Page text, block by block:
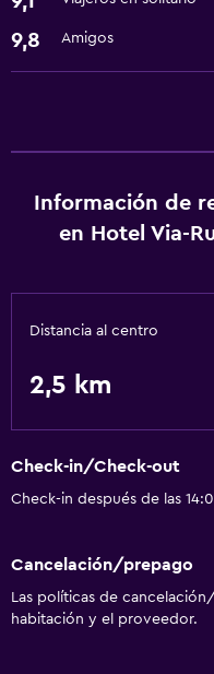
Servicios básicos
Wifi gratis
9,8 Amigos
Información de
en Hotel Via-
Distancia al centro
2,5 km
Check-in/Check-out
Check-in después de las
Cancelación/prepago
Las políticas de
habitación y el proveedor.